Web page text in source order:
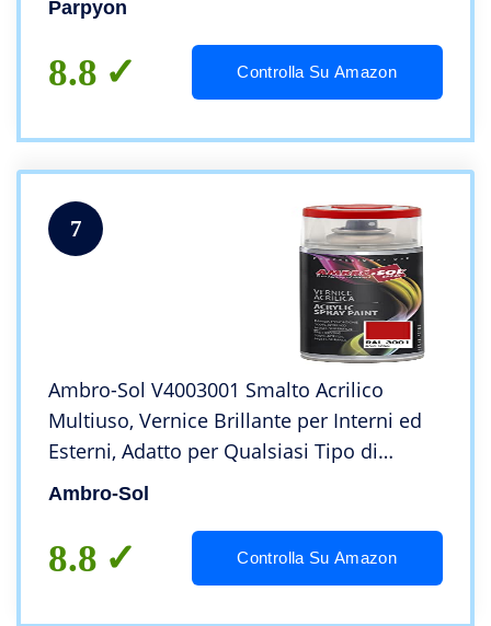
Parapetti scale (2 mt parete)
Parpyon
8.8 Controlla Su Amazon
7
Ambro-Sol V4003001 Smalto Acrilico
Multiuso, Vernice Brillante per Interni ed
Esterni, Adatto per Qualsiasi Tipo di
Materiale, Bomboletta Spray in Banda
Ambro-Sol
8.8 Controlla Su Amazon